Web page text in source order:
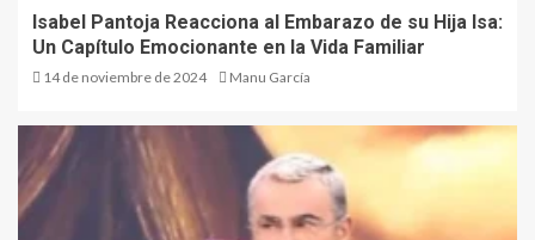
Isabel Pantoja Reacciona al Embarazo de su Hija Isa:
Un Capítulo Emocionante en la Vida Familiar
14 de noviembre de 2024 Manu García